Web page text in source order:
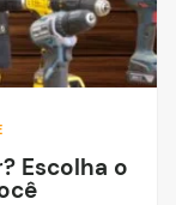
Escolha o